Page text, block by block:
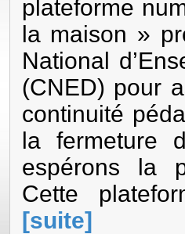
plateforme
la maison »
National
(CNED) pour
continuité
la fermeture
espérons la
Cette
[suite]